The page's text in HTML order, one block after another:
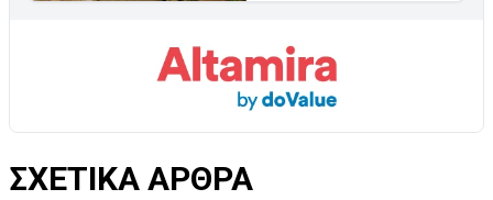
ΣΧΕΤΙΚΑ ΑΡΘΡΑ